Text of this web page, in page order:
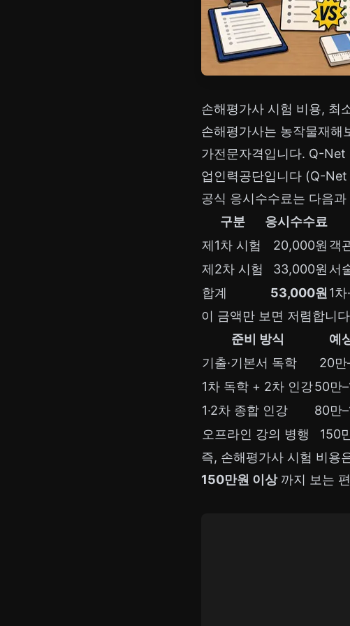
손해평가사 시험 비용, 최
손해평가사는 농작물재해
가전문자격입니다. Q-Net
업인력공단입니다 (Q-
공식 응시수수료는 다음과
구분
응시수수료
제1차 시험
20,000원 객
제2차 시험
33,000원 서
합계
53,000원 1
이 금액만 보면 저렴합니
준비 방식
예
기출·기본서 독학
20만
1차 독학 + 2차 인강50만
1·2차 종합 인강
80만
오프라인 강의 병행
150
즉, 손해평가사 시험 비용
150만원 이상까지 보는